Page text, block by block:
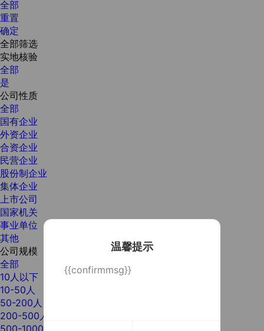
温馨提示
{{confirmmsg}}
全部
重置
确定
全部筛选
实地核验
全部
是
公司性质
全部
国有企业
外资企业
合资企业
民营企业
股份制企业
集体企业
上市公司
国家机关
事业单位
其他
公司规模
全部
10人以下
10-50人
50-200人
200-500人
500-1000人